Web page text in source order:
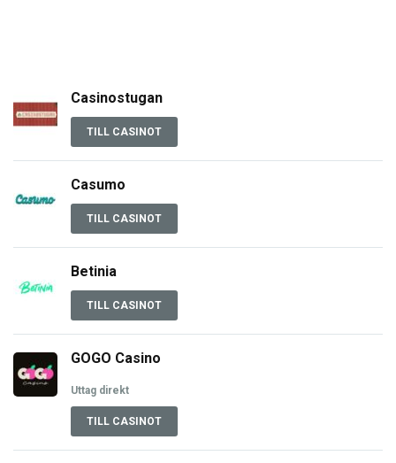
Casinostugan
TILL CASINOT
Casumo
TILL CASINOT
Betinia
TILL CASINOT
GOGO Casino
Uttag direkt
TILL CASINOT